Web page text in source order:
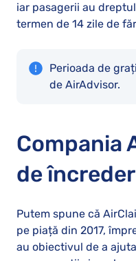
iar pasagerii au
termen de 14 zile de
Perioada de
de AirAdvisor.
Compania
de
Putem spune că
pe piață din 2017,
au obiectivul de a